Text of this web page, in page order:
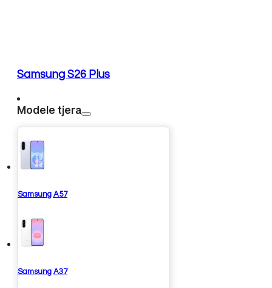
Samsung S26 Plus
Modele tjera
Samsung A57
Samsung A37